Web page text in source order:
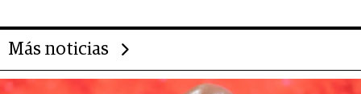
Más noticias